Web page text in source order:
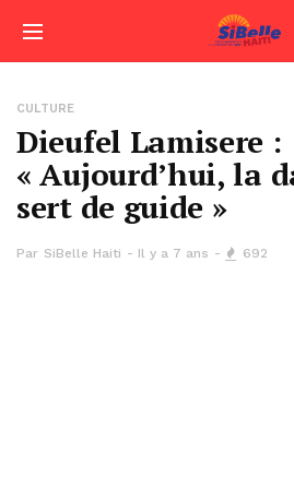
CULTURE
Dieufel Lamisere :
« Aujourd’hui, la
sert de guide »
Par SiBelle Haiti Il y a 7 ans 692